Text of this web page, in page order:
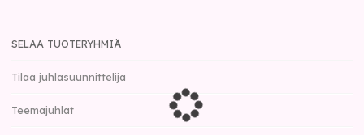
SELAA TUOTERYHMIÄ
Tilaa juhlasuunnittelija
Teemajuhlat